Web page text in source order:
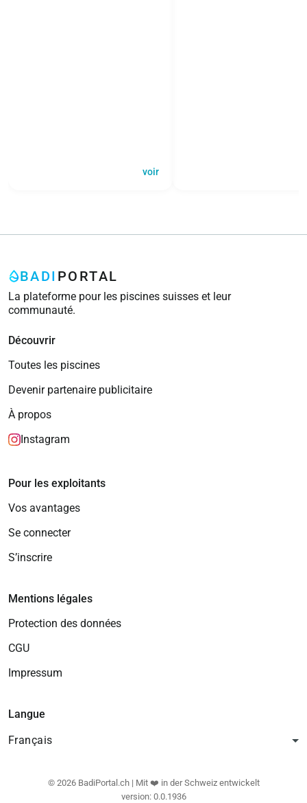
voir
BADI PORTAL
La plateforme pour les piscines suisses et leur
communauté.
Découvrir
Toutes les piscines
Devenir partenaire publicitaire
À propos
Instagram
Pour les exploitants
Vos avantages
Se connecter
S’inscrire
Mentions légales
Protection des données
CGU
Impressum
Langue
Français
© 2026 BadiPortal.ch | Mit ❤️ in der Schweiz entwickelt
version: 0.0.1936